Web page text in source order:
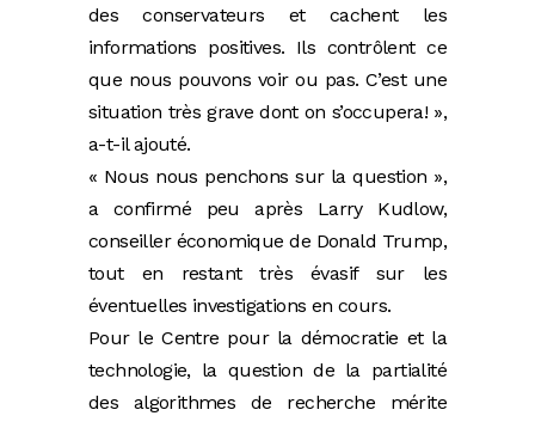
des conservateurs et cachent les
informations positives. Ils contrôlent ce
que nous pouvons voir ou pas. C’est une
situation très grave dont on s’occupera! »,
a-t-il ajouté.
« Nous nous penchons sur la question »,
a confirmé peu après Larry Kudlow,
conseiller économique de Donald Trump,
tout en restant très évasif sur les
éventuelles investigations en cours.
Pour le Centre pour la démocratie et la
technologie, la question de la partialité
des algorithmes de recherche mérite